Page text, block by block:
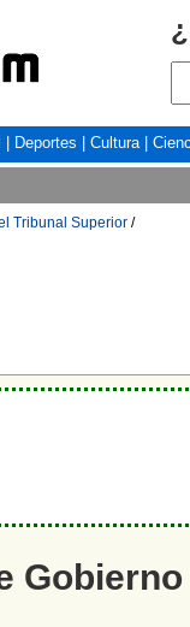
Deportes Cultura|
Tribunal Superior /